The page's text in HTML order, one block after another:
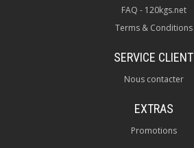
FAQ - 120kgs.net
Terms & Conditions
SERVICE CLIENT
Nous contacter
EXTRAS
Promotions